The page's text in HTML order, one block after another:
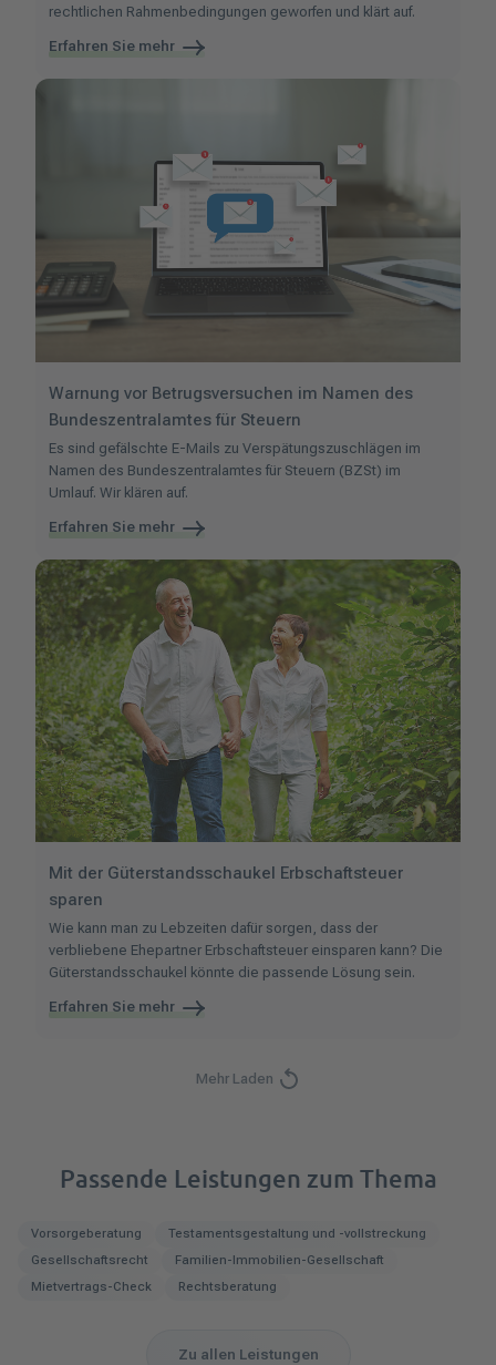
rechtlichen Rahmenbedingungen geworfen und klärt auf.
Erfahren Sie mehr
Warnung vor Betrugsversuchen im Namen des
Bundeszentralamtes für Steuern
Es sind gefälschte E-Mails zu Verspätungszuschlägen im
Namen des Bundeszentralamtes für Steuern (BZSt) im
Umlauf. Wir klären auf.
Erfahren Sie mehr
Mit der Güterstandsschaukel Erbschaftsteuer
sparen
Wie kann man zu Lebzeiten dafür sorgen, dass der
verbliebene Ehepartner Erbschaftsteuer einsparen kann? Die
Güterstandsschaukel könnte die passende Lösung sein.
Erfahren Sie mehr
Mehr Laden
Passende Leistungen zum Thema
Vorsorgeberatung
Testamentsgestaltung und -vollstreckung
Gesellschaftsrecht
Familien-Immobilien-Gesellschaft
Mietvertrags-Check
Rechtsberatung
Zu allen Leistungen